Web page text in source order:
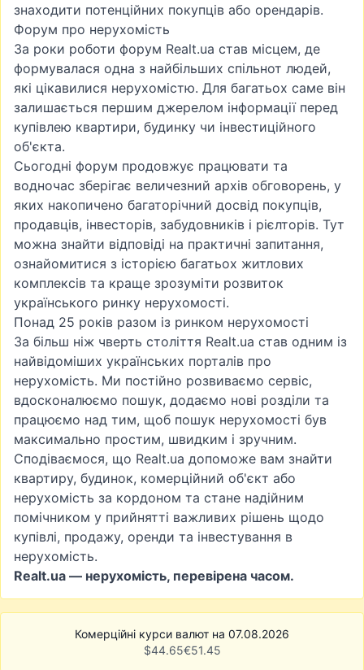
знаходити потенційних покупців або орендарів.
Форум про нерухомість
За роки роботи форум Realt.ua став місцем, де
формувалася одна з найбільших спільнот людей,
які цікавилися нерухомістю. Для багатьох саме він
залишається першим джерелом інформації перед
купівлею квартири, будинку чи інвестиційного
об'єкта.
Сьогодні форум продовжує працювати та
водночас зберігає величезний архів обговорень, у
яких накопичено багаторічний досвід покупців,
продавців, інвесторів, забудовників і рієлторів. Тут
можна знайти відповіді на практичні запитання,
ознайомитися з історією багатьох житлових
комплексів та краще зрозуміти розвиток
українського ринку нерухомості.
Понад 25 років разом із ринком нерухомості
За більш ніж чверть століття Realt.ua став одним із
найвідоміших українських порталів про
нерухомість. Ми постійно розвиваємо сервіс,
вдосконалюємо пошук, додаємо нові розділи та
працюємо над тим, щоб пошук нерухомості був
максимально простим, швидким і зручним.
Сподіваємося, що Realt.ua допоможе вам знайти
квартиру, будинок, комерційний об'єкт або
нерухомість за кордоном та стане надійним
помічником у прийнятті важливих рішень щодо
купівлі, продажу, оренди та інвестування в
нерухомість.
Realt.ua — нерухомість, перевірена часом.
Комерційні курси валют на 07.08.2026
$44.65€51.45